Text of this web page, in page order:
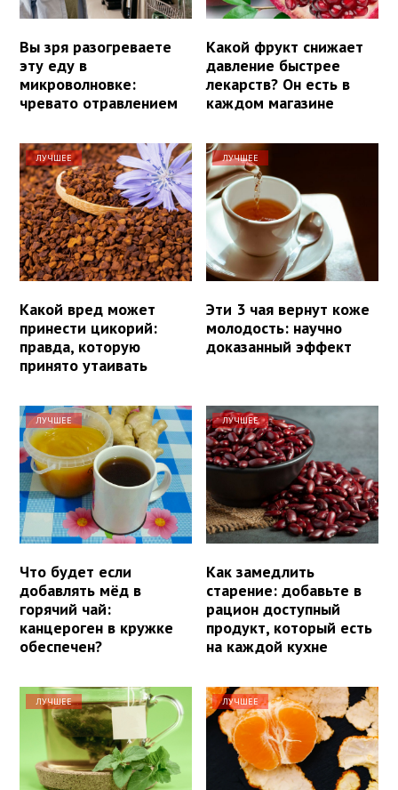
Вы зря разогреваете
эту еду в
микроволновке:
чревато отравлением
Какой фрукт снижает
давление быстрее
лекарств? Он есть в
каждом магазине
ЛУЧШЕЕ
Какой вред может
принести цикорий:
правда, которую
принято утаивать
ЛУЧШЕЕ
Эти 3 чая вернут коже
молодость: научно
доказанный эффект
ЛУЧШЕЕ
Что будет если
добавлять мёд в
горячий чай:
канцероген в кружке
обеспечен?
ЛУЧШЕЕ
Как замедлить
старение: добавьте в
рацион доступный
продукт, который есть
на каждой кухне
ЛУЧШЕЕ ЛУЧШЕЕ